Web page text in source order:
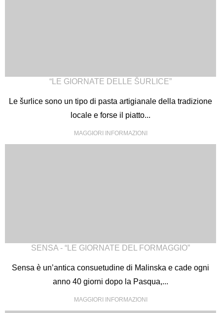
“LE GIORNATE DELLE ŠURLICE”
Le šurlice sono un tipo di pasta artigianale della tradizione
locale e forse il piatto...
MAGGIORI INFORMAZIONI
SENSA - “LE GIORNATE DEL FORMAGGIO”
Sensa è un’antica consuetudine di Malinska e cade ogni
anno 40 giorni dopo la Pasqua,...
MAGGIORI INFORMAZIONI